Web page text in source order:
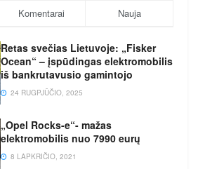
Komentarai Nauja
Retas svečias Lietuvoje: „Fisker
Ocean“ – įspūdingas elektromobilis
iš bankrutavusio gamintojo
24 RUGPJŪČIO, 2025
„Opel Rocks-e“- mažas
elektromobilis nuo 7990 eurų
8 LAPKRIČIO, 2021